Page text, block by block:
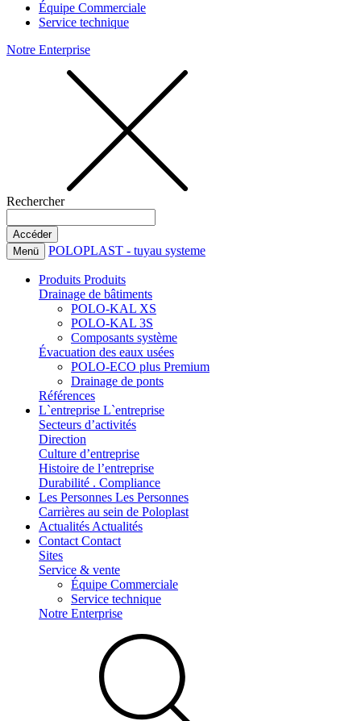
Équipe Commerciale
Service technique
Notre Enterprise
Rechercher
Menü POLOPLAST - tuyau systeme
Produits Produits
Drainage de bâtiments
POLO-KAL XS
POLO-KAL 3S
Composants système
Évacuation des eaux usées
POLO-ECO plus Premium
Drainage de ponts
Références
L`entreprise L`entreprise
Secteurs d’activités
Direction
Culture d’entreprise
Histoire de l’entreprise
Durabilité . Compliance
Les Personnes Les Personnes
Carrières au sein de Poloplast
Actualités Actualités
Contact Contact
Sites
Service & vente
Équipe Commerciale
Service technique
Notre Enterprise